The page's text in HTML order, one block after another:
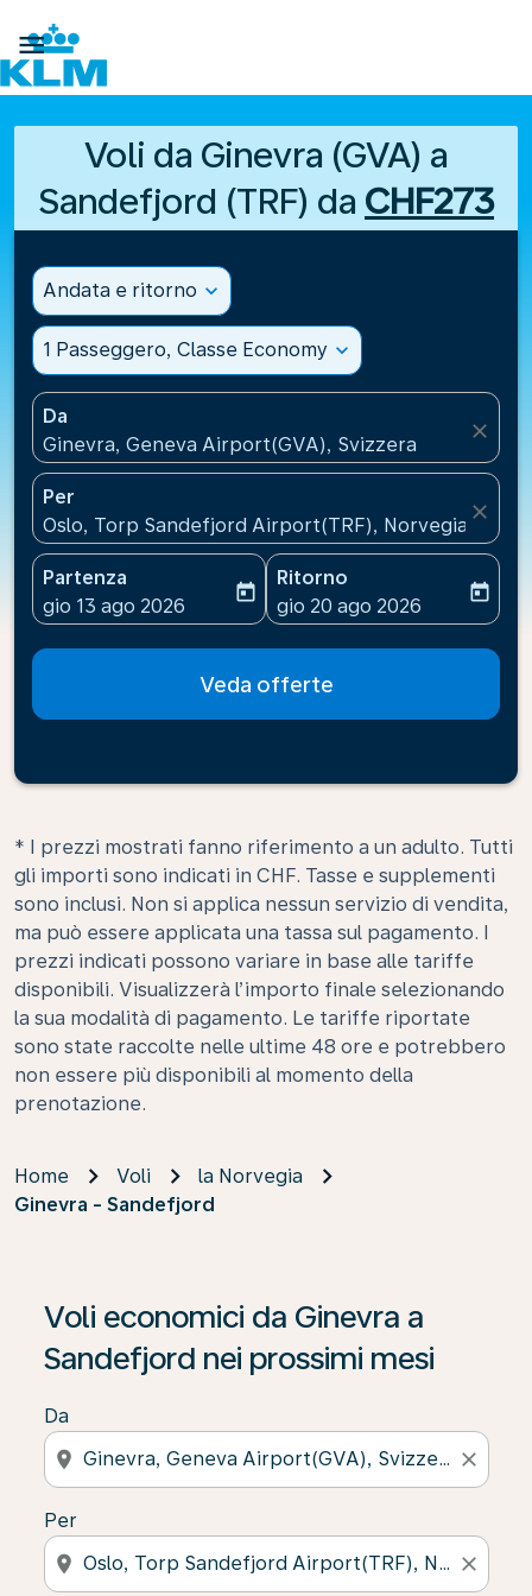

Voli da Ginevra (GVA) a
Sandefjord (TRF) da CHF273
Andata e ritorno expand_more
1 Passeggero, Classe Economy expand_more
Da
Ginevra, Geneva Airport(GVA), Svizzera
close
Per
Oslo, Torp Sandefjord Airport(TRF), Norvegia
close
Partenza
fc-booking-departure-date-aria-label
gio 13 ago 2026
today
Ritorno
fc-booking-return-date-
gio 20 ago 2026
today
Veda offerte
* I prezzi mostrati fanno riferimento a un adulto. Tutti
gli importi sono indicati in CHF. Tasse e supplementi
sono inclusi. Non si applica nessun servizio di vendita,
ma può essere applicata una tassa sul pagamento. I
prezzi indicati possono variare in base alle tariffe
disponibili. Visualizzerà l’importo finale selezionando
la sua modalità di pagamento. Le tariffe riportate
sono state raccolte nelle ultime 48 ore e potrebbero
non essere più disponibili al momento della
prenotazione.
Home Voli
la Norvegia
Ginevra - Sandefjord
Voli economici da Ginevra a
Sandefjord nei prossimi mesi
Da
location_on close
Per
location_on close